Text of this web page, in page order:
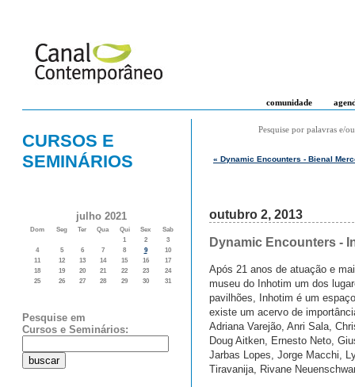
comunidade
CURSOS E
SEMINÁRIOS
julho 2021
Dom Seg Ter Qua Qui Sex
Sab
1
2
3
4
5 6 7 8 9
10
11
12 13 14 15 16
17
18
19 20 21 22 23
24
25
26 27 28 29 30 31
Pesquise em
Cursos e Seminários:
Pesquise por palavras e/
« Dynamic Encounters - Bienal
outubro 2, 2013
Dynamic Encounters -
Após 21 anos de atuação e
museu do Inhotim um dos
pavilhões, Inhotim é um
existe um acervo de
Adriana Varejão, Anri Sala,
Doug Aitken, Ernesto Neto,
Jarbas Lopes, Jorge Macchi,
Tiravanija, Rivane